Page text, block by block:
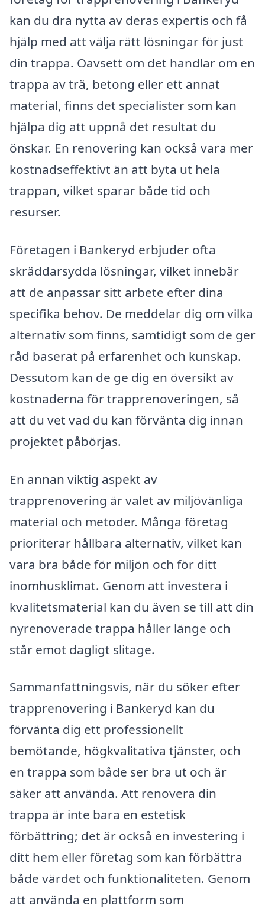
kan du dra nytta av deras expertis och få
hjälp med att välja rätt lösningar för just
din trappa. Oavsett om det handlar om en
trappa av trä, betong eller ett annat
material, finns det specialister som kan
hjälpa dig att uppnå det resultat du
önskar. En renovering kan också vara mer
kostnadseffektivt än att byta ut hela
trappan, vilket sparar både tid och
resurser.
Företagen i Bankeryd erbjuder ofta
skräddarsydda lösningar, vilket innebär
att de anpassar sitt arbete efter dina
specifika behov. De meddelar dig om vilka
alternativ som finns, samtidigt som de ger
råd baserat på erfarenhet och kunskap.
Dessutom kan de ge dig en översikt av
kostnaderna för trapprenoveringen, så
att du vet vad du kan förvänta dig innan
projektet påbörjas.
En annan viktig aspekt av
trapprenovering är valet av miljövänliga
material och metoder. Många företag
prioriterar hållbara alternativ, vilket kan
vara bra både för miljön och för ditt
inomhusklimat. Genom att investera i
kvalitetsmaterial kan du även se till att din
nyrenoverade trappa håller länge och
står emot dagligt slitage.
Sammanfattningsvis, när du söker efter
trapprenovering i Bankeryd kan du
förvänta dig ett professionellt
bemötande, högkvalitativa tjänster, och
en trappa som både ser bra ut och är
säker att använda. Att renovera din
trappa är inte bara en estetisk
förbättring; det är också en investering i
ditt hem eller företag som kan förbättra
både värdet och funktionaliteten. Genom
att använda en plattform som